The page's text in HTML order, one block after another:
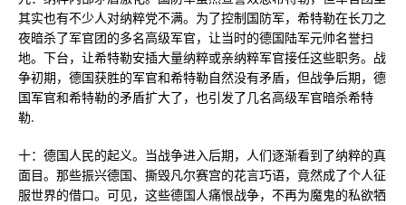
其实也有不少人对纳粹党不满。为了控制国防军，希特勒在长刀之
夜暗杀了军官团的多名高级军官，让当时的德国陆军元帅名誉扫
地。下台，让希特勒安插大量纳粹或亲纳粹军官接任这些职务。战
争初期，德国获胜的军官和希特勒自然没有矛盾，但战争后期，德
国军官和希特勒的矛盾扩大了，也引发了几名高级军官暗杀希特
勒.
十：德国人民的起义。当战争进入后期，人们逐渐看到了纳粹的真
面目。那些振兴德国、撕毁凡尔赛宫的花言巧语，竟然成了个人征
服世界的借口。可见，这些德国人痛恨战争，不再为魔鬼的私欲牺